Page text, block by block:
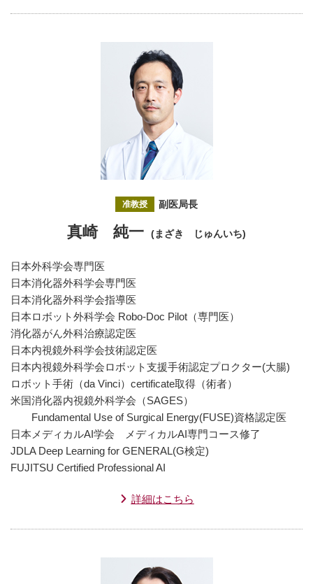
准教授 副医局長
真崎 純一 (まざき じゅんいち)
日本外科学会専門医
日本消化器外科学会専門医
日本消化器外科学会指導医
日本ロボット外科学会 Robo-Doc Pilot（専門医）
消化器がん外科治療認定医
日本内視鏡外科学会技術認定医
日本内視鏡外科学会ロボット支援手術認定プロクター(大腸)
ロボット手術（da Vinci）certificate取得（術者）
米国消化器内視鏡外科学会（SAGES）
Fundamental Use of Surgical Energy(FUSE)資格認定医
日本メディカルAI学会 メディカルAI専門コース修了
JDLA Deep Learning for GENERAL(G検定)
FUJITSU Certified Professional AI
詳細はこちら